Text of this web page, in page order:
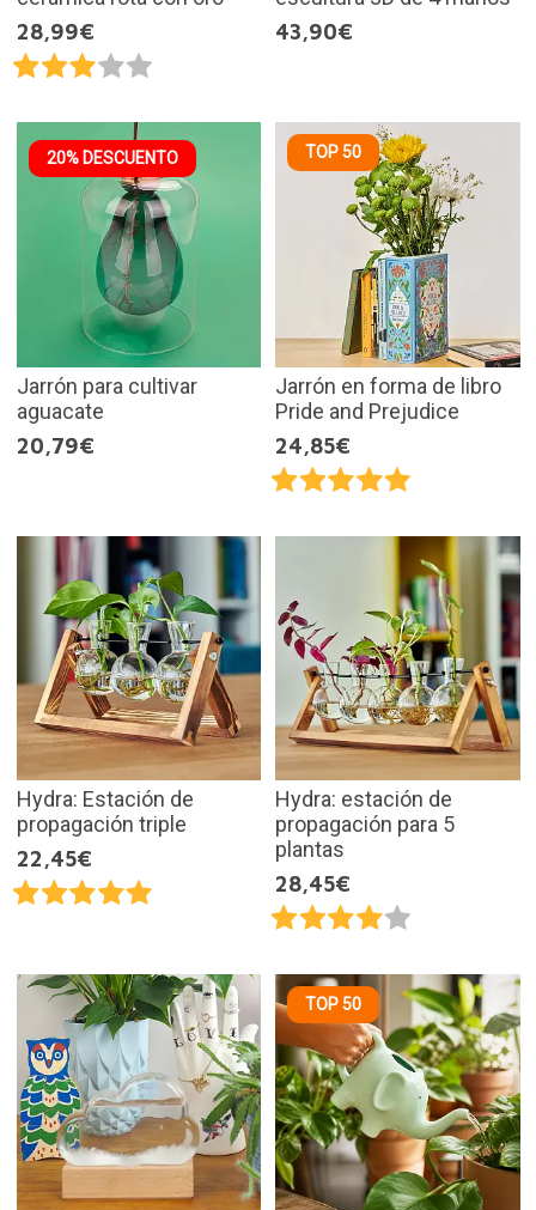
28,99€
43,90€
20% DESCUENTO
Jarrón para cultivar
aguacate
20,79€
TOP 50
Jarrón en forma de libro
Pride and Prejudice
24,85€
Hydra: Estación de
propagación triple
22,45€
Hydra: estación de
propagación para 5
plantas
28,45€
TOP 50